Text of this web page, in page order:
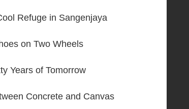
Refuge in Sangenjaya
on Two Wheels
Years of Tomorrow
Concrete and Canvas